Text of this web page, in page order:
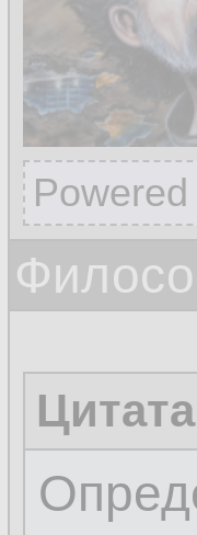
Цитата